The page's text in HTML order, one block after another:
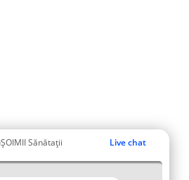
ŞOIMII Sănătații Live chat